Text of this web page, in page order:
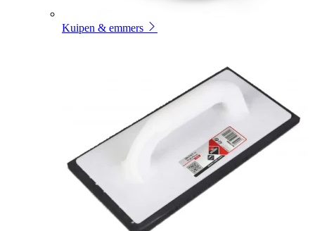
Kuipen & emmers